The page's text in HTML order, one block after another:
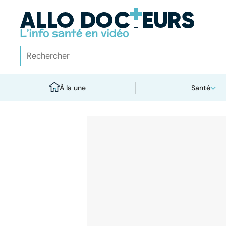
À la une Santé